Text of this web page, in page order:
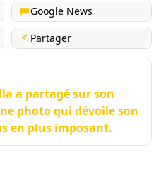
Google News
Partager
a partagé sur son
photo qui dévoile son
en plus imposant.